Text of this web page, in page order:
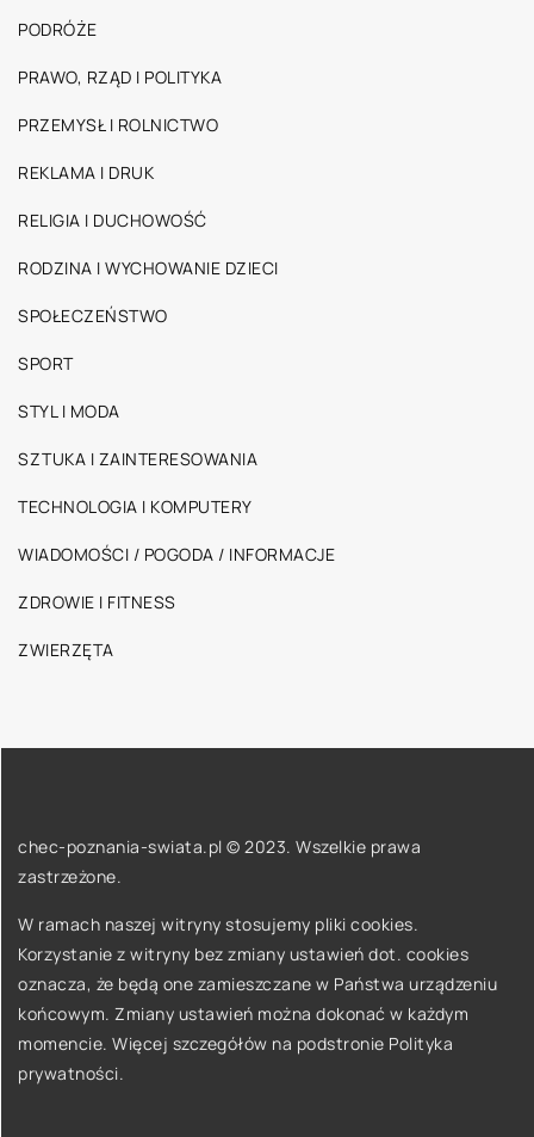
PODRÓŻE
PRAWO, RZĄD I POLITYKA
PRZEMYSŁ I ROLNICTWO
REKLAMA I DRUK
RELIGIA I DUCHOWOŚĆ
RODZINA I WYCHOWANIE DZIECI
SPOŁECZEŃSTWO
SPORT
STYL I MODA
SZTUKA I ZAINTERESOWANIA
TECHNOLOGIA I KOMPUTERY
WIADOMOŚCI / POGODA / INFORMACJE
ZDROWIE I FITNESS
ZWIERZĘTA
chec-poznania-swiata.pl © 2023. Wszelkie prawa
zastrzeżone.
W ramach naszej witryny stosujemy pliki cookies.
Korzystanie z witryny bez zmiany ustawień dot. cookies
oznacza, że będą one zamieszczane w Państwa urządzeniu
końcowym. Zmiany ustawień można dokonać w każdym
momencie. Więcej szczegółów na podstronie Polityka
prywatności.